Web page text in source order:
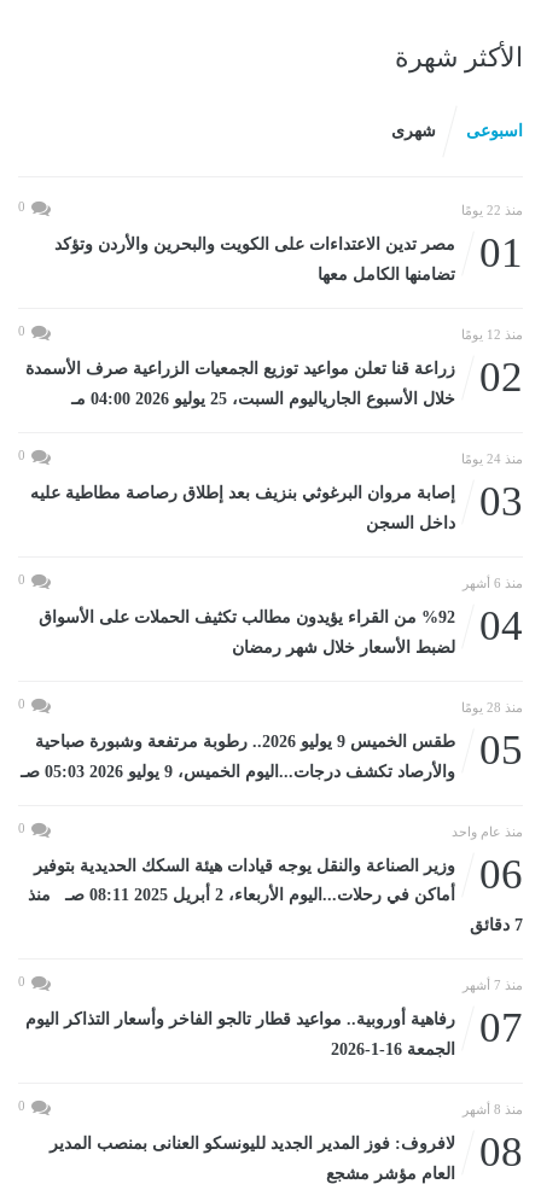
الأكثر شهرة
اسبوعى شهرى
منذ 22 يومًا 0
01
مصر تدين الاعتداءات على الكويت والبحرين والأردن وتؤكد
تضامنها الكامل معها
منذ 12 يومًا 0
02
زراعة قنا تعلن مواعيد توزيع الجمعيات الزراعية صرف الأسمدة
خلال الأسبوع الجارياليوم السبت، 25 يوليو 2026 04:00 مـ
منذ 24 يومًا 0
03
إصابة مروان البرغوثي بنزيف بعد إطلاق رصاصة مطاطية عليه
داخل السجن
منذ 6 أشهر 0
04
%92 من القراء يؤيدون مطالب تكثيف الحملات على الأسواق
لضبط الأسعار خلال شهر رمضان
منذ 28 يومًا 0
05
طقس الخميس 9 يوليو 2026.. رطوبة مرتفعة وشبورة صباحية
والأرصاد تكشف درجات...اليوم الخميس، 9 يوليو 2026 05:03 صـ
منذ عام واحد 0
06
وزير الصناعة والنقل يوجه قيادات هيئة السكك الحديدية بتوفير
أماكن في رحلات...اليوم الأربعاء، 2 أبريل 2025 08:11 صـ منذ
7 دقائق
منذ 7 أشهر 0
07
رفاهية أوروبية.. مواعيد قطار تالجو الفاخر وأسعار التذاكر اليوم
الجمعة 16-1-2026
منذ 8 أشهر 0
08
لافروف: فوز المدير الجديد لليونسكو العنانى بمنصب المدير
العام مؤشر مشجع